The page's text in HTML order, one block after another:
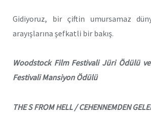
Gidiyoruz, bir çiftin umursamaz
arayışlarına şefkatli bir bakış.
Woodstock Film Festivali Jüri Ödülü
Festivali Mansiyon Ödülü
THE S FROM HELL / CEHENNEMDEN